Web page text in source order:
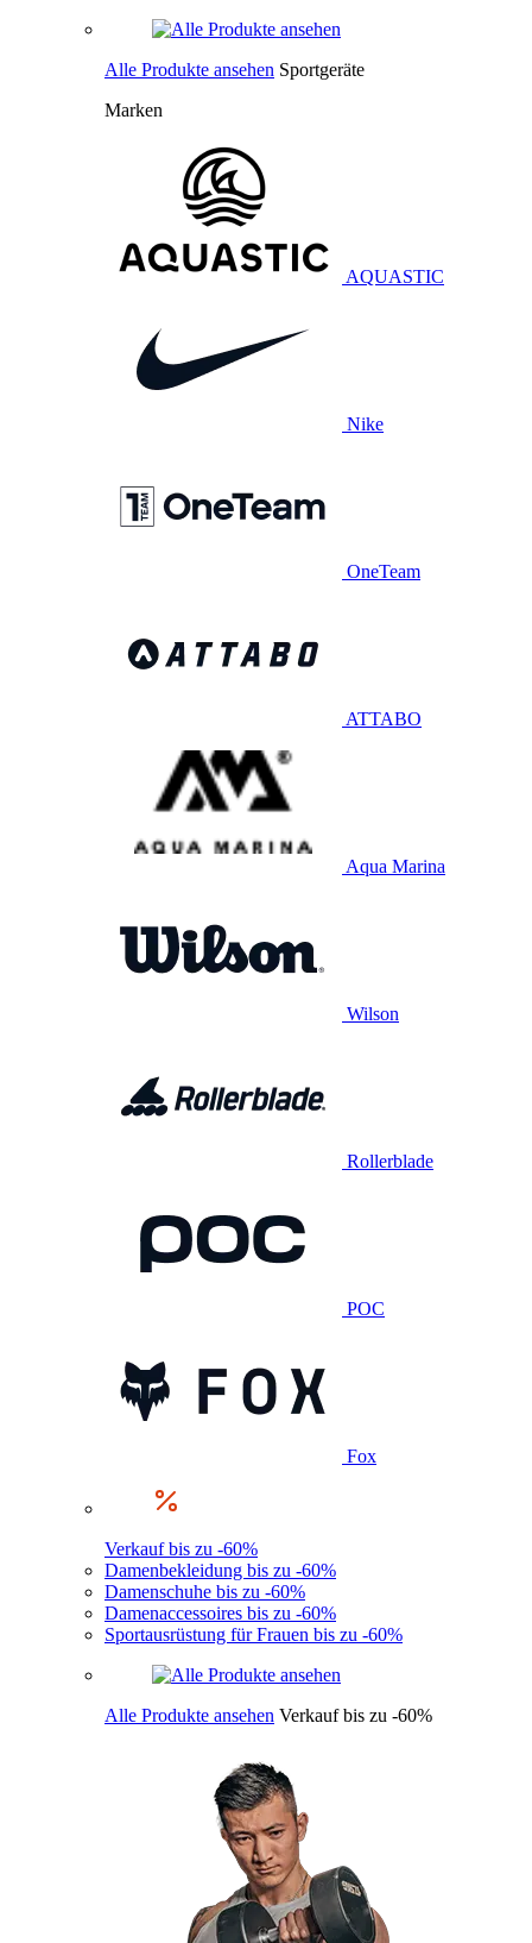
Alle Produkte ansehen Sportgeräte
Marken
AQUASTIC
Nike
OneTeam
ATTABO
Aqua Marina
Wilson
Rollerblade
POC
Fox
Verkauf bis zu -60%
Damenbekleidung bis zu -60%
Damenschuhe bis zu -60%
Damenaccessoires bis zu -60%
Sportausrüstung für Frauen bis zu -60%
Alle Produkte ansehen Verkauf bis zu -60%